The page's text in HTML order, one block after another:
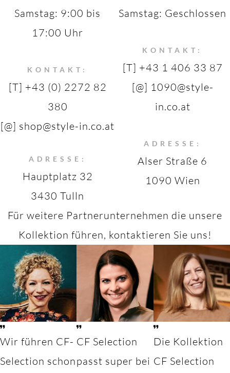
Samstag: 9:00 bis
17:00 Uhr
KONTAKT:
[T] +43 (0) 2272 82
380
[@] shop@style-in.co.at
ADRESSE:
Hauptplatz 32
3430 Tulln
Samstag: Geschlossen
KONTAKT:
[T] +43 1 406 33 87
[@] 1090@style-
in.co.at
ADRESSE:
Alser Straße 6
1090 Wien
Für weitere Partnerunternehmen die unsere
Kollektion führen, kontaktieren Sie uns!
Wir führen CF-
Selection schon
CF Selection
passt super bei
Die Kollektion
CF Selection